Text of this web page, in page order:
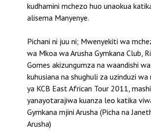
kudhamini mchezo huo unaokua
alisema Manyenye.
Pichani ni juu ni; Mwenyekiti wa
wa Mkoa wa Arusha Gymkana Club,
Gomes akizungumza na waandishi
kuhusiana na shughuli za uzinduzi wa
ya KCB East African Tour 2011,
yanayotarajiwa kuanza leo katika
Gymkana mjini Arusha (Picha na
Arusha)